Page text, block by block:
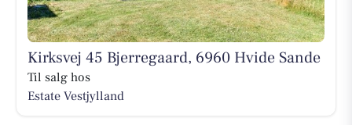
Kirksvej 45 Bjerregaard, 6960 Hvide Sande
Til salg hos
Estate Vestjylland